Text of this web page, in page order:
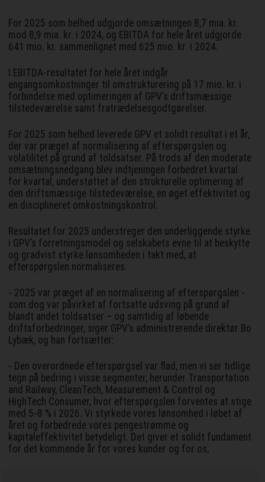
For 2025 som helhed udgjorde omsætningen 8,7 mia. kr.
mod 8,9 mia. kr. i 2024, og EBITDA for hele året udgjorde
641 mio. kr. sammenlignet med 625 mio. kr. i 2024.
I EBITDA-resultatet for hele året indgår
engangsomkostninger til omstrukturering på 17 mio. kr. i
forbindelse med optimeringen af GPV’s driftsmæssige
tilstedeværelse samt fratrædelsesgodtgørelser.
For 2025 som helhed leverede GPV et solidt resultat i et år,
der var præget af normalisering af efterspørgslen og
volatilitet på grund af toldsatser. På trods af den moderate
omsætningsnedgang blev indtjeningen forbedret kvartal
for kvartal, understøttet af den strukturelle optimering af
den driftsmæssige tilstedeværelse, en øget effektivitet og
en disciplineret omkostningskontrol.
Resultatet for 2025 understreger den underliggende styrke
i GPV’s forretningsmodel og selskabets evne til at beskytte
og gradvist styrke lønsomheden i takt med, at
efterspørgslen normaliseres.
- 2025 var præget af en normalisering af efterspørgslen -
som dog var påvirket af fortsatte udsving på grund af
blandt andet toldsatser – og samtidig af løbende
driftsforbedringer, siger GPV’s administrerende direktør Bo
Lybæk, og han fortsætter:
- Den overordnede efterspørgsel var flad, men vi ser tidlige
tegn på bedring i visse segmenter, herunder Transportation
and Railway, CleanTech, Measurement & Control og
HighTech Consumer, hvor efterspørgslen forventes at stige
med 5-8 % i 2026. Vi styrkede vores lønsomhed i løbet af
året og forbedrede vores pengestrømme og
kapitaleffektivitet betydeligt. Det giver et solidt fundament
for det kommende år for vores kunder og for os,